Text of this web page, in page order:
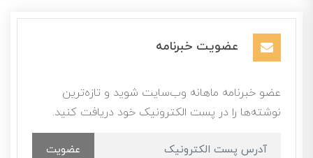
عضویت خبرنامه
عضو خبرنامه ماهانه وب‌سایت شوید و تازه‌ترین
نوشته‌ها را در پست الکترونیک خود دریافت کنید.
عضویت